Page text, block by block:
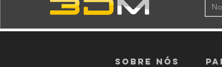
Sobre nós